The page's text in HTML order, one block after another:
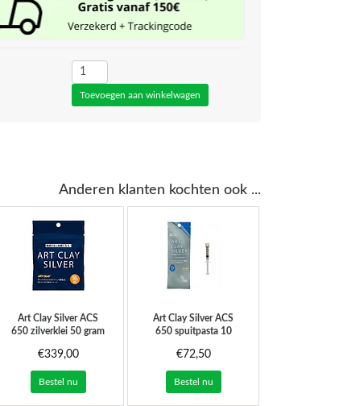
Anderen klanten kochten ook ...
Art Clay SilverACS
650 zilverklei 50 gram
€339,00
Bestel nu
Art Clay SilverACS
650 spuitpasta 10
€72,50
Bestel nu